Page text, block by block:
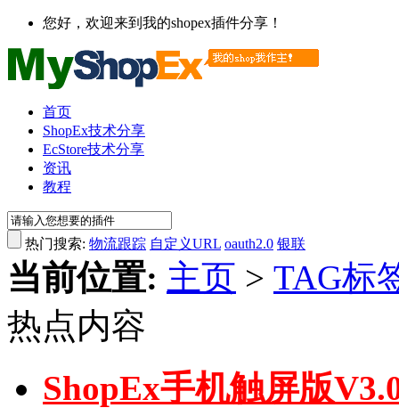
您好，欢迎来到我的shopex插件分享！
首页
ShopEx技术分享
EcStore技术分享
资讯
教程
热门搜索: 物流跟踪 自定义URL oauth2.0 银联
当前位置: 主页 > TAG标
热点内容
ShopEx手机触屏版